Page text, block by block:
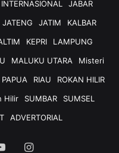
INTERNASIONAL
JABAR
JATENG JATIM
KALBAR
KEPRI
LAMPUNG
MALUKU UTARA
Misteri
PAPUA RIAU
ROKAN HILIR
Hilir SUMBAR
SUMSEL
ADVERTORIAL
YouTubeInstagram